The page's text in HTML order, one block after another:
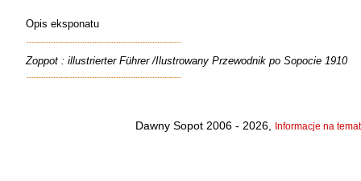
Opis eksponatu
Zoppot : illustrierter Führer /Ilustrowany Przewodnik po Sopocie 1910
Dawny Sopot 2006 - 2026, Informacje na